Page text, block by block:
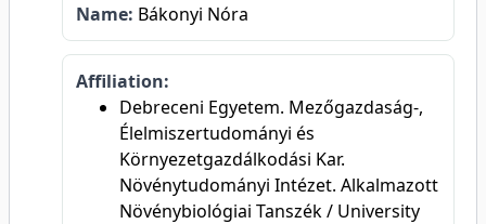
Name: Bákonyi Nóra
Affiliation:
Debreceni Egyetem. Mezőgazdaság-,
Élelmiszertudományi és
Környezetgazdálkodási Kar.
Növénytudományi Intézet. Alkalmazott
Növénybiológiai Tanszék / University